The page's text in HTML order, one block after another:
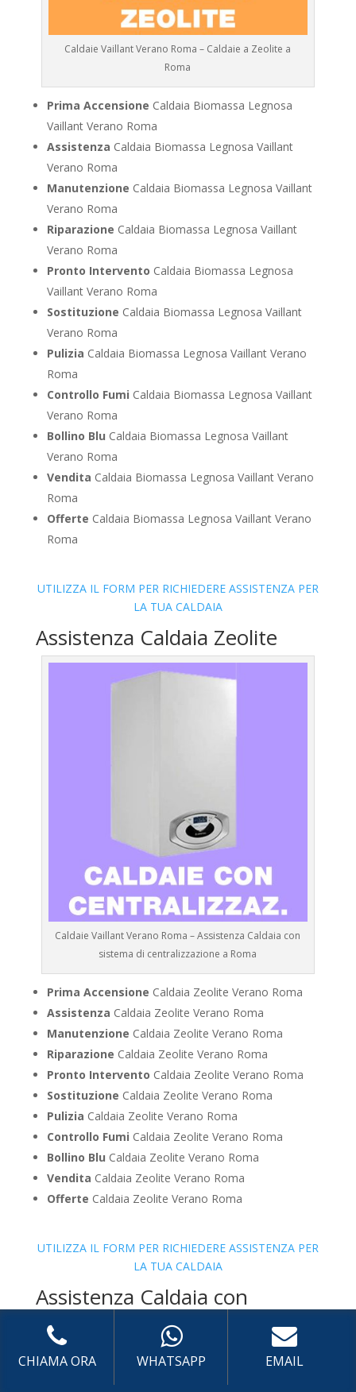
Caldaie Vaillant Verano Roma – Caldaie a Zeolite a
Roma
Prima Accensione Caldaia Biomassa Legnosa
Vaillant Verano Roma
Assistenza Caldaia Biomassa Legnosa Vaillant
Verano Roma
Manutenzione Caldaia Biomassa Legnosa Vaillant
Verano Roma
Riparazione Caldaia Biomassa Legnosa Vaillant
Verano Roma
Pronto Intervento Caldaia Biomassa Legnosa
Vaillant Verano Roma
Sostituzione Caldaia Biomassa Legnosa Vaillant
Verano Roma
Pulizia Caldaia Biomassa Legnosa Vaillant Verano
Roma
Controllo Fumi Caldaia Biomassa Legnosa Vaillant
Verano Roma
Bollino Blu Caldaia Biomassa Legnosa Vaillant
Verano Roma
Vendita Caldaia Biomassa Legnosa Vaillant Verano
Roma
Offerte Caldaia Biomassa Legnosa Vaillant Verano
Roma
UTILIZZA IL FORM PER RICHIEDERE ASSISTENZA PER
LA TUA CALDAIA
Assistenza Caldaia Zeolite
Caldaie Vaillant Verano Roma – Assistenza Caldaia con
sistema di centralizzazione a Roma
Prima Accensione Caldaia Zeolite Verano Roma
Assistenza Caldaia Zeolite Verano Roma
Manutenzione Caldaia Zeolite Verano Roma
Riparazione Caldaia Zeolite Verano Roma
Pronto Intervento Caldaia Zeolite Verano Roma
Sostituzione Caldaia Zeolite Verano Roma
Pulizia Caldaia Zeolite Verano Roma
Controllo Fumi Caldaia Zeolite Verano Roma
Bollino Blu Caldaia Zeolite Verano Roma
Vendita Caldaia Zeolite Verano Roma
Offerte Caldaia Zeolite Verano Roma
UTILIZZA IL FORM PER RICHIEDERE ASSISTENZA PER
LA TUA CALDAIA
Assistenza Caldaia con
sistema di centralizzazione
Vaillant
CHIAMA ORA WHATSAPP EMAIL